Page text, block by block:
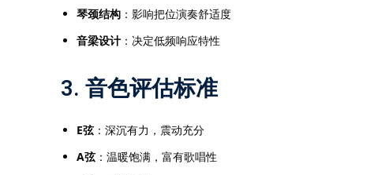
琴颈结构 ：影响把位演奏舒适度
音梁设计 ：决定低频响应特性
3. 音色评估标准
E弦：深沉有力，震动充分
A弦：温暖饱满，富有歌唱性